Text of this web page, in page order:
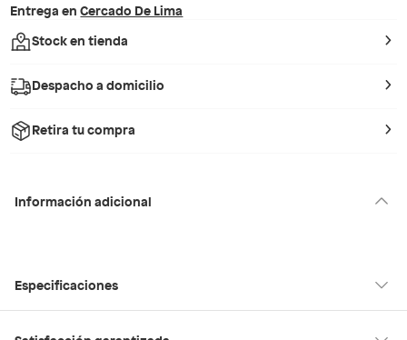
Entrega en Cercado De Lima
Stock en tienda
Despacho a domicilio
Retira tu compra
Información adicional
Especificaciones